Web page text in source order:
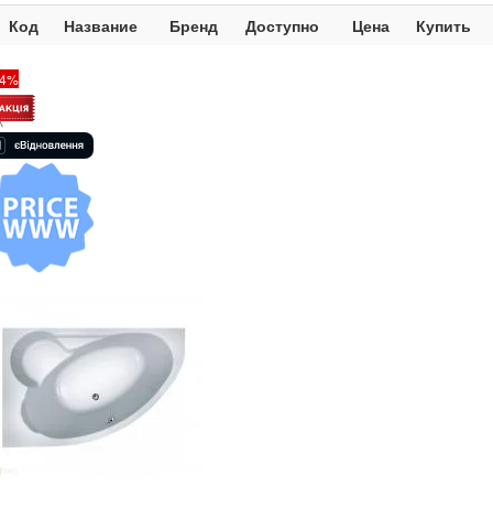
Код Название Бренд Доступно Цена Купить